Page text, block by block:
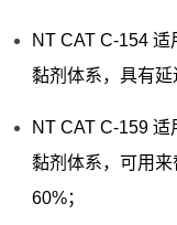
NT CAT C-154
黏剂体系，具有延
NT CAT C-159
黏剂体系，可用
60%；